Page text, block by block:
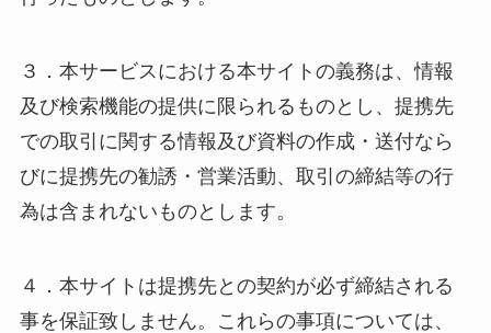
３．本サービスにおける本サイトの義務は、情報
及び検索機能の提供に限られるものとし、提携先
での取引に関する情報及び資料の作成・送付なら
びに提携先の勧誘・営業活動、取引の締結等の行
為は含まれないものとします。
４．本サイトは提携先との契約が必ず締結される
事を保証致しません。これらの事項については、